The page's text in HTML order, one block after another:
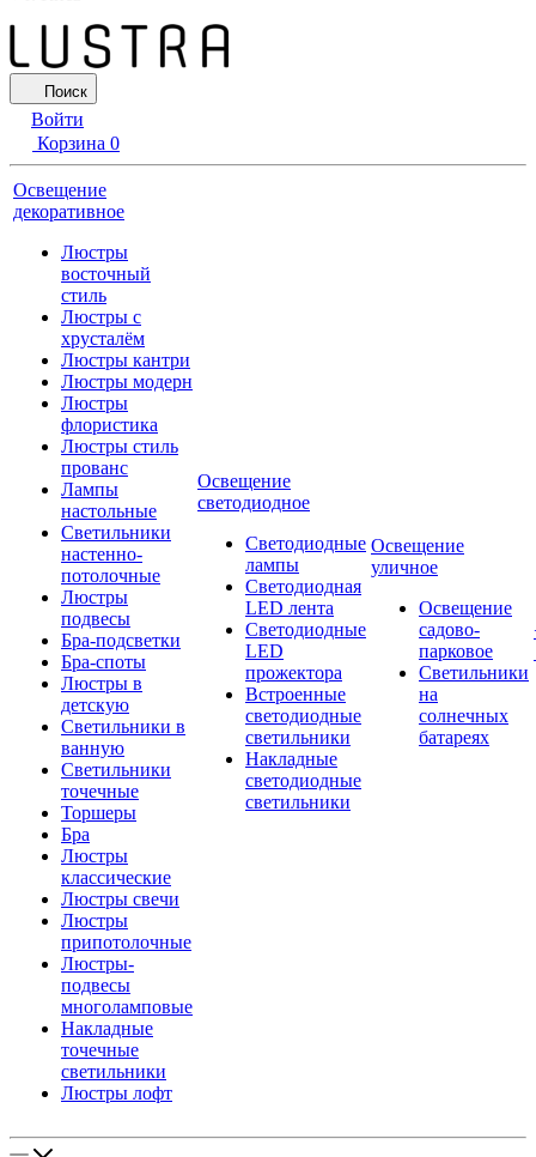
Поиск
Войти
Корзина 0
Освещение
декоративное
Люстры
восточный
стиль
Люстры с
хрусталём
Люстры кантри
Люстры модерн
Люстры
флористика
Люстры стиль
прованс
Лампы
настольные
Светильники
настенно-
потолочные
Люстры
подвесы
Бра-подсветки
Бра-споты
Люстры в
детскую
Светильники в
ванную
Светильники
точечные
Торшеры
Бра
Люстры
классические
Люстры свечи
Люстры
припотолочные
Люстры-
подвесы
многоламповые
Накладные
точечные
светильники
Люстры лофт
Освещение
светодиодное
Светодиодные
лампы
Светодиодная
LED лента
Светодиодные
LED
прожектора
Встроенные
светодиодные
светильники
Накладные
светодиодные
светильники
Освещение
уличное
Освещение
садово-
парковое
Светильники
на
солнечных
батареях